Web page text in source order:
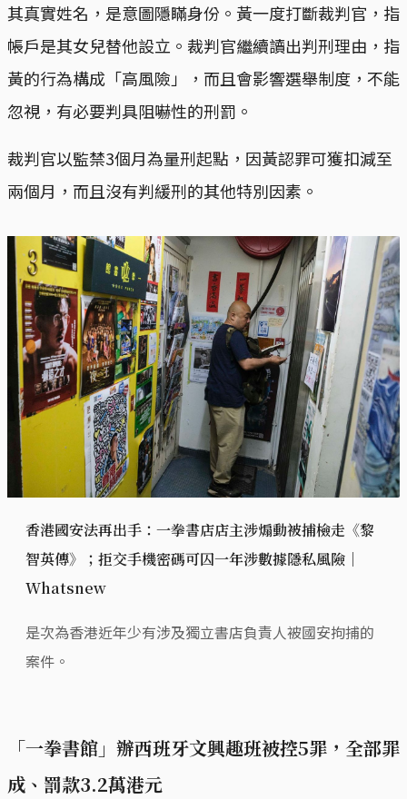
其真實姓名，是意圖隱瞞身份。黃一度打斷裁判官，指
帳戶是其女兒替他設立。裁判官繼續讀出判刑理由，指
黃的行為構成「高風險」，而且會影響選舉制度，不能
忽視，有必要判具阻嚇性的刑罰。
裁判官以監禁3個月為量刑起點，因黃認罪可獲扣減至
兩個月，而且沒有判緩刑的其他特別因素。
香港國安法再出手：一拳書店店主涉煽動被捕檢走《黎
智英傳》；拒交手機密碼可囚一年涉數據隱私風險｜
Whatsnew
是次為香港近年少有涉及獨立書店負責人被國安拘捕的
案件。
「一拳書館」辦西班牙文興趣班被控5罪，全部罪
成、罰款3.2萬港元